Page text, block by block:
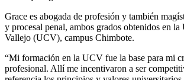
Grace es abogada de profesión y también
y procesal penal, ambos grados obtenidos en
Vallejo (UCV), campus Chimbote.
“Mi formación en la UCV fue la base para mi
profesional. Allí me incentivaron a ser